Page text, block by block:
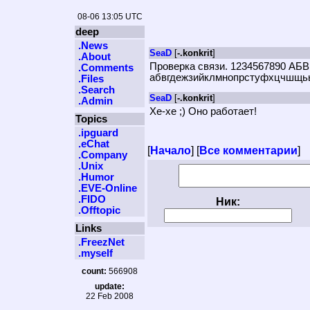
08-06 13:05 UTC
deep
.News
.About
.Comments
.Files
.Search
.Admin
Topics
.ipguard
.eChat
.Company
.Unix
.Humor
.EVE-Online
.FIDO
.Offtopic
Links
.FreezNet
.myself
count: 566908
update:
22 Feb 2008
SeaD [-.konkrit]
Проверка связи.
SeaD [-.konkrit]
Хе-хе ;) Оно работает!
[Начало] [Все комментарии]
Ник: